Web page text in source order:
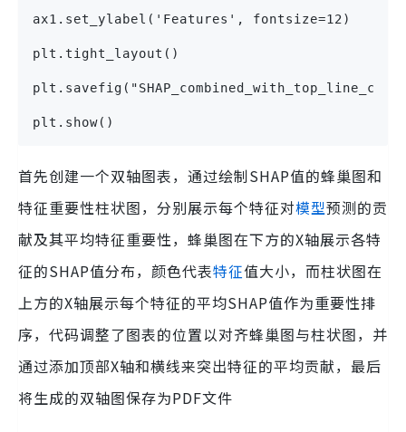
ax1.set_ylabel('Features', fontsize=12)
plt.tight_layout()
plt.show()
首先创建一个双轴图表，通过绘制SHAP值的蜂巢图和
特征重要性柱状图，分别展示每个特征对模型预测的贡
献及其平均特征重要性，蜂巢图在下方的X轴展示各特
征的SHAP值分布，颜色代表特征值大小，而柱状图在
上方的X轴展示每个特征的平均SHAP值作为重要性排
序，代码调整了图表的位置以对齐蜂巢图与柱状图，并
通过添加顶部X轴和横线来突出特征的平均贡献，最后
将生成的双轴图保存为PDF文件